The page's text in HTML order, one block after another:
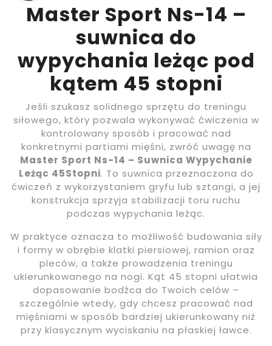
Master Sport Ns-14 –
suwnica do
wypychania leżąc pod
kątem 45 stopni
Jeśli szukasz solidnego sprzętu do treningu
siłowego, który pozwala wykonywać ćwiczenia w
kontrolowany sposób i pracować nad
konkretnymi partiami mięśni, zwróć uwagę na
Master Sport Ns-14 – Suwnica Wypychanie
Leżąc 45Stopni. To suwnica przeznaczona do
ćwiczeń z wykorzystaniem gryfu lub sztangi, a jej
konstrukcja sprzyja stabilizacji toru ruchu
podczas wypychania leżąc.
W praktyce oznacza to możliwość budowania siły
i formy w obrębie klatki piersiowej, ramion oraz
pleców, a także prowadzenia treningu
ukierunkowanego na nogi. Kąt 45 stopni ułatwia
dopasowanie bodźca do Twoich celów –
szczególnie wtedy, gdy chcesz pracować nad
mięśniami w sposób bardziej ukierunkowany niż
przy klasycznym wyciskaniu na płaskiej ławce.